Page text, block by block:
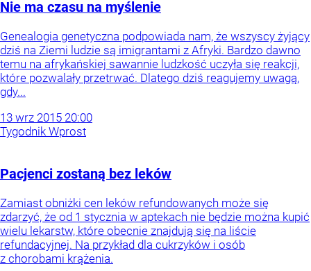
Nie ma czasu na myślenie
Genealogia genetyczna podpowiada nam, że wszyscy żyjący
dziś na Ziemi ludzie są imigrantami z Afryki. Bardzo dawno
temu na afrykańskiej sawannie ludzkość uczyła się reakcji,
które pozwalały przetrwać. Dlatego dziś reagujemy uwagą,
gdy...
13 wrz 2015 20:00
Tygodnik Wprost
Pacjenci zostaną bez leków
Zamiast obniżki cen leków refundowanych może się
zdarzyć, że od 1 stycznia w aptekach nie będzie można kupić
wielu lekarstw, które obecnie znajdują się na liście
refundacyjnej. Na przykład dla cukrzyków i osób
z chorobami krążenia.